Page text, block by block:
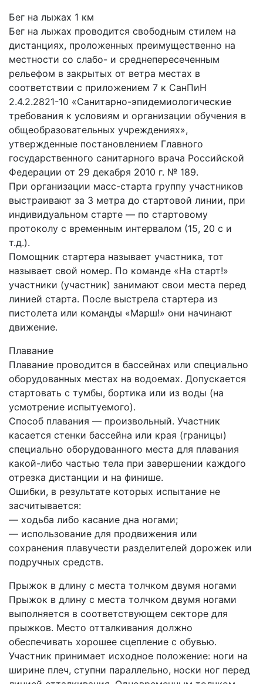
Бег на лыжах 1 км
Бег на лыжах проводится свободным стилем на
дистанциях, проложенных преимущественно на
местности со слабо- и среднепересеченным
рельефом в закрытых от ветра местах в
соответствии с приложением 7 к СанПиН
2.4.2.2821-10 «Санитарно-эпидемиологические
требования к условиям и организации обучения в
общеобразовательных учреждениях»,
утвержденные постановлением Главного
государственного санитарного врача Российской
Федерации от 29 декабря 2010 г. № 189.
При организации масс-старта группу участников
выстраивают за 3 метра до стартовой линии, при
индивидуальном старте — по стартовому
протоколу с временным интервалом (15, 20 с и
т.д.).
Помощник стартера называет участника, тот
называет свой номер. По команде «На старт!»
участники (участник) занимают свои места перед
линией старта. После выстрела стартера из
пистолета или команды «Марш!» они начинают
движение.
Плавание
Плавание проводится в бассейнах или специально
оборудованных местах на водоемах. Допускается
стартовать с тумбы, бортика или из воды (на
усмотрение испытуемого).
Способ плавания — произвольный. Участник
касается стенки бассейна или края (границы)
специально оборудованного места для плавания
какой-либо частью тела при завершении каждого
отрезка дистанции и на финише.
Ошибки, в результате которых испытание не
засчитывается:
— ходьба либо касание дна ногами;
— использование для продвижения или
сохранения плавучести разделителей дорожек или
подручных средств.
Прыжок в длину с места толчком двумя ногами
Прыжок в длину с места толчком двумя ногами
выполняется в соответствующем секторе для
прыжков. Место отталкивания должно
обеспечивать хорошее сцепление с обувью.
Участник принимает исходное положение: ноги на
ширине плеч, ступни параллельно, носки ног перед